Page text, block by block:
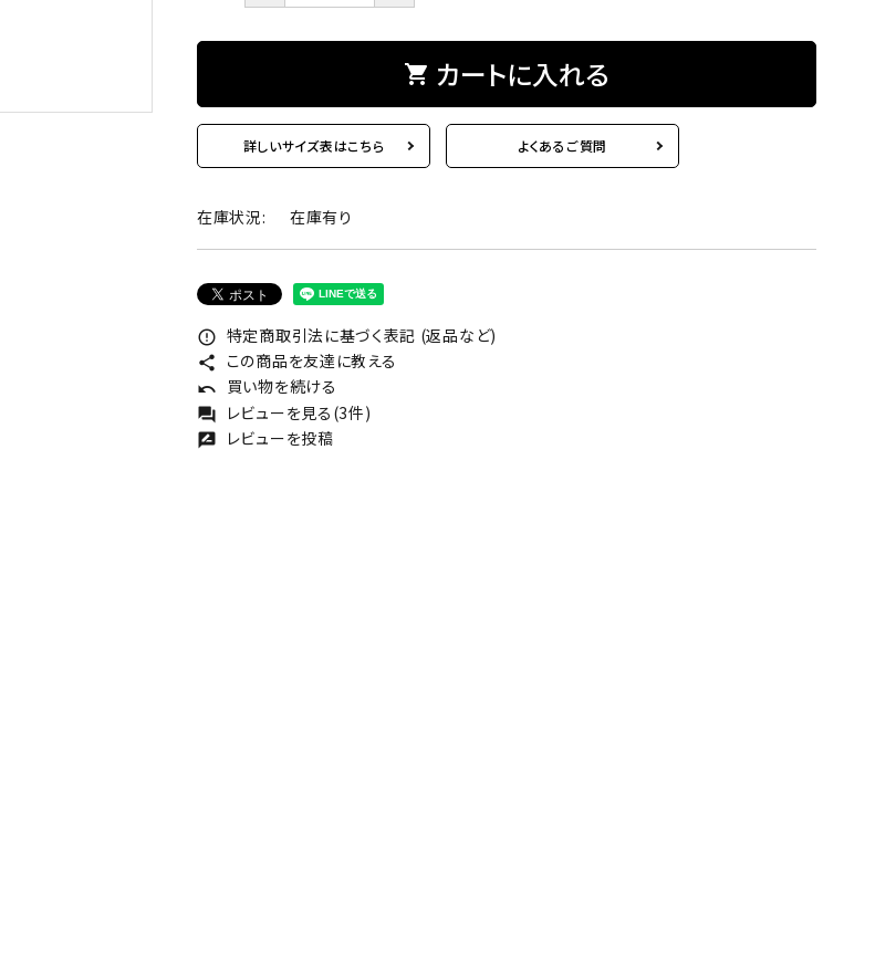
shopping_cart カートに入れる
詳しいサイズ表はこちら よくあるご質問
在庫状況: 在庫有り
error_outline 特定商取引法に基づく表記 (返品など)
share この商品を友達に教える
undo 買い物を続ける
forum レビューを見る(3件)
rate_review レビューを投稿